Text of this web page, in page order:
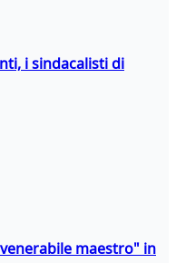
i sindacalisti di
maestro" in